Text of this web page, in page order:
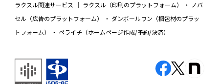
ラクスル関連サービス ラクスル（印刷のプラットフォーム）
ノバ
セル（広告のプラットフォーム）
ダンボールワン（梱包材のプラッ
トフォーム）
ペライチ（ホームページ作成/予約/決済）